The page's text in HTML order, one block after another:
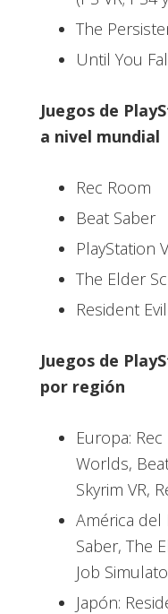
The
Until You
Juegos de
a nivel mundial
Rec Room
Beat Saber
PlayStation
The Elder
Resident
Juegos de
por región
Europa:
Worlds,
Skyrim VR,
América del
Saber, The
Job
Japón: